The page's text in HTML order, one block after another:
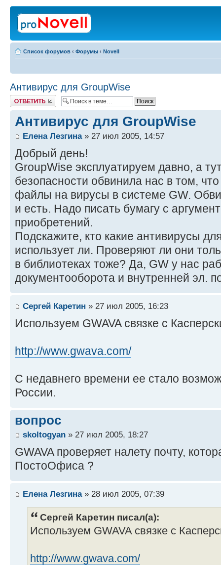
Список форумов ‹ Форумы ‹ Novell
Антивирус для GroupWise
Ответить
Антивирус для GroupWise
Елена Лезгина» 27 июл 2005, 14:57
Добрый день!
GroupWise эксплуатируем давно, а
безопасности обвинила нас в том,
файлы на вирусы в системе GW.
и есть. Надо писать бумагу с
приобретений.
Подскажите, кто какие антивирусы
использует ли. Проверяют ли они
в библиотеках тоже? Да, GW у нас
документооборота и внутренней эл.
Сергей Каретин » 27 июл 2005, 16:23
Используем GWAVA связке с
http://www.gwava.com/
С недавнего времени ее стало
России.
вопрос
skoltogyan » 27 июл 2005, 18:27
GWAVA проверяет налету почту,
ПостоОфиса ?
Елена Лезгина» 28 июл 2005, 07:39
Сергей Каретин писал(а):
Используем GWAVA связке с
http://www.gwava.com/